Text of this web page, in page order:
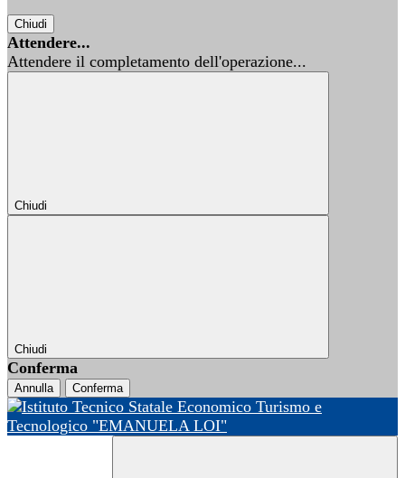
Chiudi
Attendere...
Attendere il completamento dell'operazione...
Chiudi
Chiudi
Conferma
Annulla Conferma